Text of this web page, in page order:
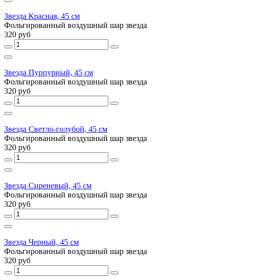
Звезда Красная, 45 см
Фольгированный воздушный шар звезда
320 руб
Звезда Пурпурный, 45 см
Фольгированный воздушный шар звезда
320 руб
Звезда Светло-голубой, 45 см
Фольгированный воздушный шар звезда
320 руб
Звезда Сиреневый, 45 см
Фольгированный воздушный шар звезда
320 руб
Звезда Черный, 45 см
Фольгированный воздушный шар звезда
320 руб